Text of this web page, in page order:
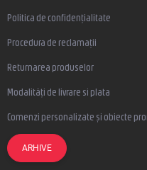
Politica de confidențialitate
Procedura de reclamații
Returnarea produselor
Modalități de livrare si plata
Comenzi personalizate și obiecte
ARHIVE